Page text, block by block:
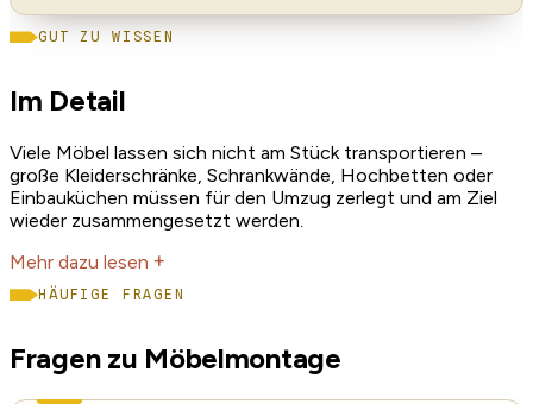
GUT ZU WISSEN
Im Detail
Viele Möbel lassen sich nicht am Stück transportieren –
große Kleiderschränke, Schrankwände, Hochbetten oder
Einbauküchen müssen für den Umzug zerlegt und am Ziel
wieder zusammengesetzt werden.
Mehr dazu lesen +
HÄUFIGE FRAGEN
Fragen zu Möbelmontage